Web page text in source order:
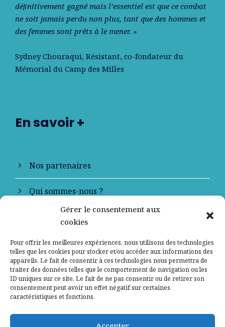
Gérer le consentement aux
cookies
Pour offrir les meilleures expériences, nous utilisons des technologies
telles que les cookies pour stocker et/ou accéder aux informations des
appareils. Le fait de consentir à ces technologies nous permettra de
traiter des données telles que le comportement de navigation ou les
ID uniques sur ce site. Le fait de ne pas consentir ou de retirer son
consentement peut avoir un effet négatif sur certaines
caractéristiques et fonctions.
déﬁnitivement gagné mais l’essentiel est que ce combat
ne soit jamais perdu non plus, tant que des hommes et
des femmes sont prêts à le mener. »
Sydney Chouraqui, Résistant, co-fondateur du
Mémorial du Camp des Milles
En savoir +
Nos partenaires
Qui sommes-nous ?
Contactez-nous
Mentions légales
Politique de confidentialité